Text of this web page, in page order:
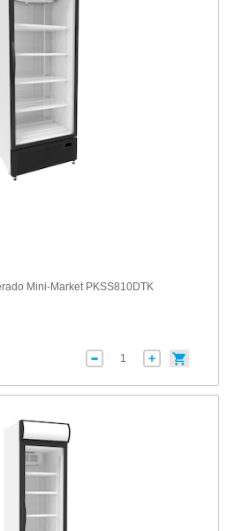
Mini-Market PKSS810DTK